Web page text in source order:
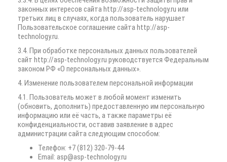
законных интересов сайта http://asp-technology.ru или
третьих лиц в случаях, когда пользователь нарушает
Пользовательское соглашение сайта http://asp-
technology.ru.
3.4. При обработке персональных данных пользователей
сайт http://asp-technology.ru руководствуется Федеральным
законом РФ «О персональных данных».
4. Изменение пользователем персональной информации
4.1. Пользователь может в любой момент изменить
(обновить, дополнить) предоставленную им персональную
информацию или её часть, а также параметры её
конфиденциальности, оставив заявление в адрес
администрации сайта следующим способом:
Телефон: +7 (812) 320-79-44
Email: asp@asp-technology.ru